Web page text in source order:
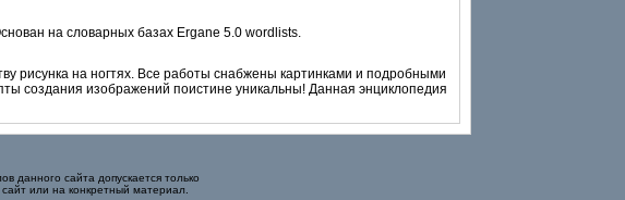
на словарных базах Ergane 5.0 wordlists.
рисунка на ногтях. Все работы снабжены картинками и подробными
создания изображений поистине уникальны! Данная энциклопедия
данного сайта допускается только
или на конкретный материал.